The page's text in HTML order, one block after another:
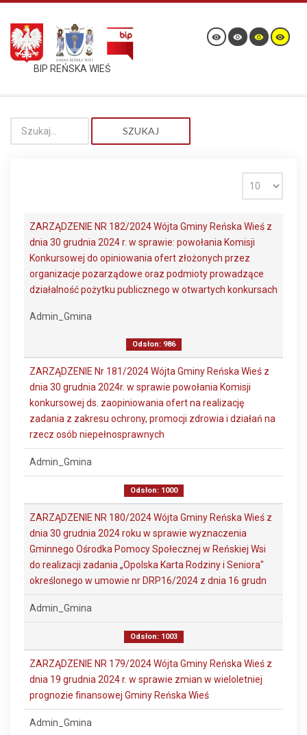
BIP REŃSKA WIEŚ
SZUKAJ
ZARZĄDZENIE NR 182/2024 Wójta Gminy Reńska Wieś z
dnia 30 grudnia 2024 r. w sprawie: powołania Komisji
Konkursowej do opiniowania ofert złożonych przez
organizacje pozarządowe oraz podmioty prowadzące
działalność pożytku publicznego w otwartych konkursach
Admin_Gmina
Odsłon: 986
ZARZĄDZENIE Nr 181/2024 Wójta Gminy Reńska Wieś z
dnia 30 grudnia 2024r. w sprawie powołania Komisji
konkursowej ds. zaopiniowania ofert na realizację
zadania z zakresu ochrony, promocji zdrowia i działań na
rzecz osób niepełnosprawnych
Admin_Gmina
Odsłon: 1000
ZARZĄDZENIE NR 180/2024 Wójta Gminy Reńska Wieś z
dnia 30 grudnia 2024 roku w sprawie wyznaczenia
Gminnego Ośrodka Pomocy Społecznej w Reńskiej Wsi
do realizacji zadania „Opolska Karta Rodziny i Seniora"
określonego w umowie nr DRP16/2024 z dnia 16 grudn
Admin_Gmina
Odsłon: 1003
ZARZĄDZENIE NR 179/2024 Wójta Gminy Reńska Wieś z
dnia 19 grudnia 2024 r. w sprawie zmian w wieloletniej
prognozie finansowej Gminy Reńska Wieś
Admin_Gmina